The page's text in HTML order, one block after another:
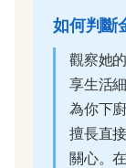
如何判斷
觀察她
享生活
為你下
擅長直
關心。